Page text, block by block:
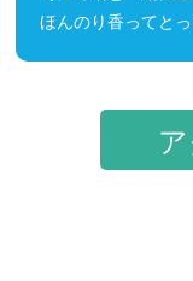
ほんのり香ってと